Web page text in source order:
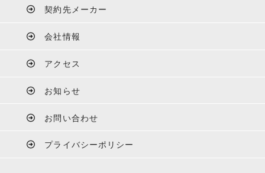
契約先メーカー
会社情報
アクセス
お知らせ
お問い合わせ
プライバシーポリシー